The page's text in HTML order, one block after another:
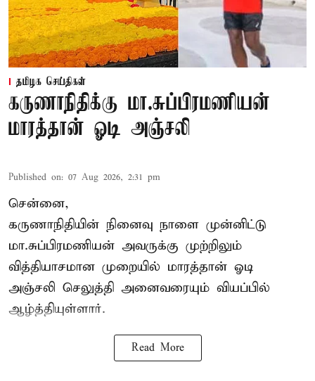
தமிழக செய்திகள்
கருணாநிதிக்கு மா.சுப்பிரமணியன்
மாரத்தான் ஓடி அஞ்சலி
Published on: 07 Aug 2026, 2:31 pm
சென்னை,
கருணாநிதியின் நினைவு நாளை முன்னிட்டு
மா.சுப்பிரமணியன் அவருக்கு முற்றிலும்
வித்தியாசமான முறையில் மாரத்தான் ஓடி
அஞ்சலி செலுத்தி அனைவரையும் வியப்பில்
ஆழ்த்தியுள்ளார்.
Read More